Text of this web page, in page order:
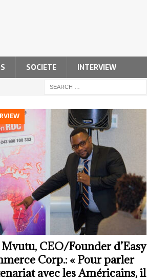
SOCIETE INTERVIEW
CEO/Founder d’Easy
Corp.: « Pour parler
avec les Américains, il